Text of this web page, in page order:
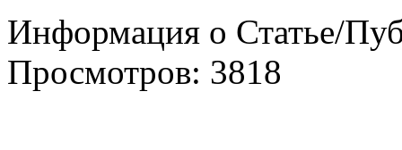
Информация о Статье/
Просмотров: 3818